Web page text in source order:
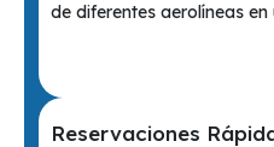
de diferentes aerolíneas en
Reservaciones